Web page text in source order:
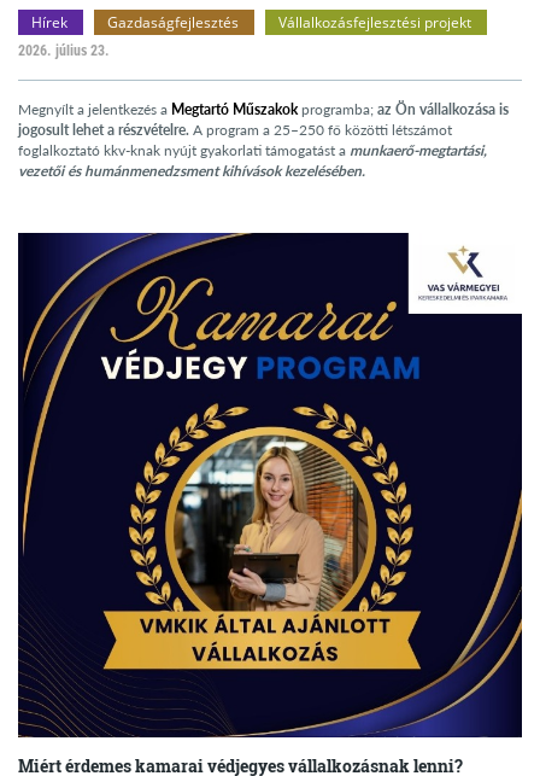
Hírek Gazdaságfejlesztés Vállalkozásfejlesztési projekt
2026. július 23.
Megnyílt a jelentkezés a Megtartó Műszakokprogramba; az Ön vállalkozása is
jogosult lehet a részvételre. A program a 25–250 fő közötti létszámot
foglalkoztató kkv-knak nyújt gyakorlati támogatást a munkaerő-megtartási,
vezetői és humánmenedzsment kihívások kezelésében.
Miért érdemes kamarai védjegyes vállalkozásnak lenni?